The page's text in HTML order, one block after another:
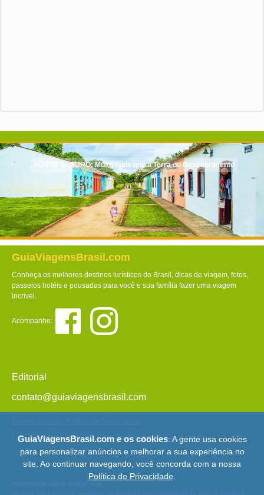
PORTO SEGURO: Muito mais que a Terra do Descobrimento
GuiaViagensBrasil.com
Conheça os melhores destinos turísticos do Brasil, dicas de viagem, fotos,
passeios hotéis e pousadas para você e sua família fazer uma viagem
incrível.
Acompanhe:
Editorial
contato@guiaviagensbrasil.com
Termos de Uso
Política de Privacidade
© Copyright 2013 - 2026 - Guia Viagens Brasil -Mapa do Site
Nenhuma obra deste site
GuiaViagensBrasil.com e os cookies: A gente usa cookies
para personalizar anúncios e melhorar a sua experiência no
site. Ao continuar navegando, você concorda com a nossa
Política de Privacidade